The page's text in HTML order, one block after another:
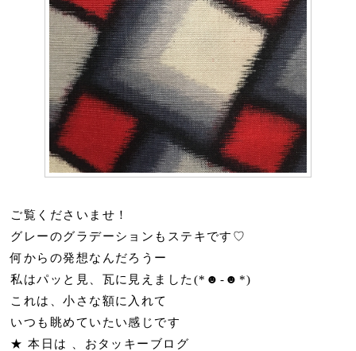
ご覧くださいませ！
グレーのグラデーションもステキです♡
何からの発想なんだろうー
私はパッと見、瓦に見えました(*☻-☻*)
これは、小さな額に入れて
いつも眺めていたい感じです
★ 本日は 、おタッキーブログ